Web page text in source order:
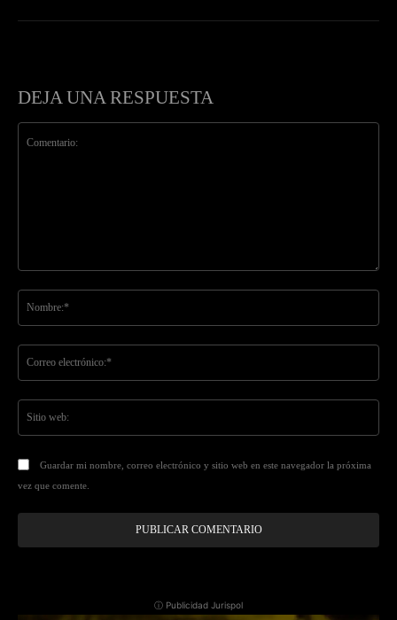
DEJA UNA RESPUESTA
Guardar mi nombre, correo electrónico y sitio web en este navegador la próxima
vez que comente.
ⓘ Publicidad Jurispol